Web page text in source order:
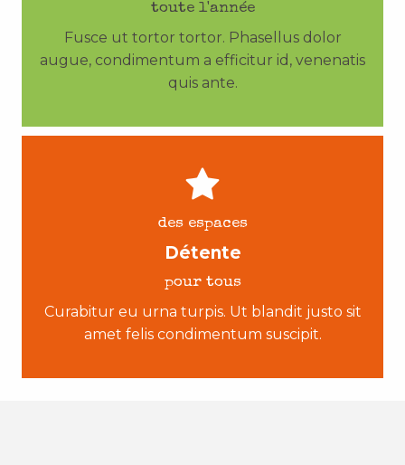
toute l'année
Fusce ut tortor tortor. Phasellus dolor
augue, condimentum a efficitur id, venenatis
quis ante.
des espaces
Détente
pour tous
Curabitur eu urna turpis. Ut blandit justo sit
amet felis condimentum suscipit.